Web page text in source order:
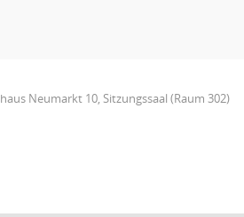
Neumarkt 10, Sitzungssaal (Raum 302)